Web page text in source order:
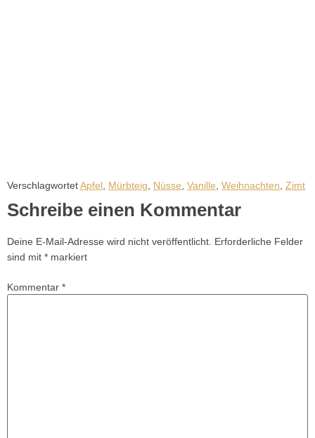
VerschlagwortetApfel Mürbteig Nüsse Vanille Weihnachten Zimt
Schreibe einen Kommentar
Deine E-Mail-Adresse wird nicht veröffentlicht. Erforderliche Felder
sind mit * markiert
Kommentar *